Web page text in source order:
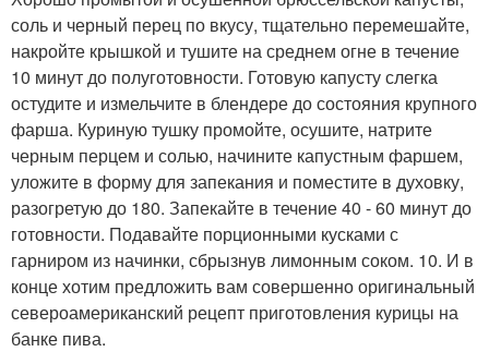
соль и черный перец по вкусу, тщательно перемешайте,
накройте крышкой и тушите на среднем огне в течение
10 минут до полуготовности. Готовую капусту слегка
остудите и измельчите в блендере до состояния крупного
фарша. Куриную тушку промойте, осушите, натрите
черным перцем и солью, начините капустным фаршем,
уложите в форму для запекания и поместите в духовку,
разогретую до 180. Запекайте в течение 40 - 60 минут до
готовности. Подавайте порционными кусками с
гарниром из начинки, сбрызнув лимонным соком. 10. И в
конце хотим предложить вам совершенно оригинальный
североамериканский рецепт приготовления курицы на
банке пива.